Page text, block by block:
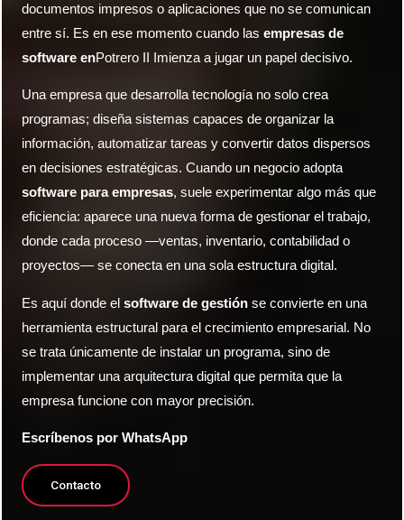
documentos impresos o aplicaciones que no se comunican
entre sí. Es en ese momento cuando lasempresas de
software enPotrero II Imienza a jugar un papel decisivo.
Una empresa que desarrolla tecnología no solo crea
programas; diseña sistemas capaces de organizar la
información, automatizar tareas y convertir datos dispersos
en decisiones estratégicas. Cuando un negocio adopta
software para empresas, suele experimentar algo más que
eficiencia: aparece una nueva forma de gestionar el trabajo,
donde cada proceso —ventas, inventario, contabilidad o
proyectos— se conecta en una sola estructura digital.
Es aquí donde elsoftware de gestión se convierte en una
herramienta estructural para el crecimiento empresarial. No
se trata únicamente de instalar un programa, sino de
implementar una arquitectura digital que permita que la
empresa funcione con mayor precisión.
Escríbenos por WhatsApp
Contacto